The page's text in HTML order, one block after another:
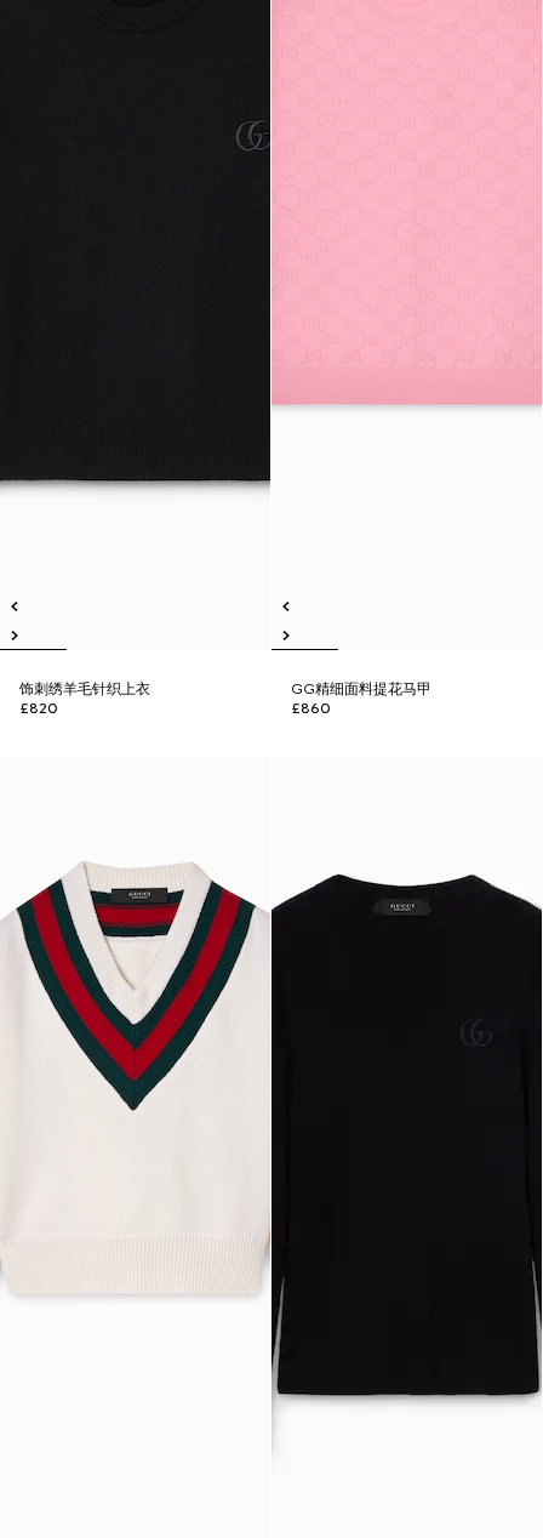
饰刺绣羊毛针织上衣
£820
GG精细面料提花马甲
£860